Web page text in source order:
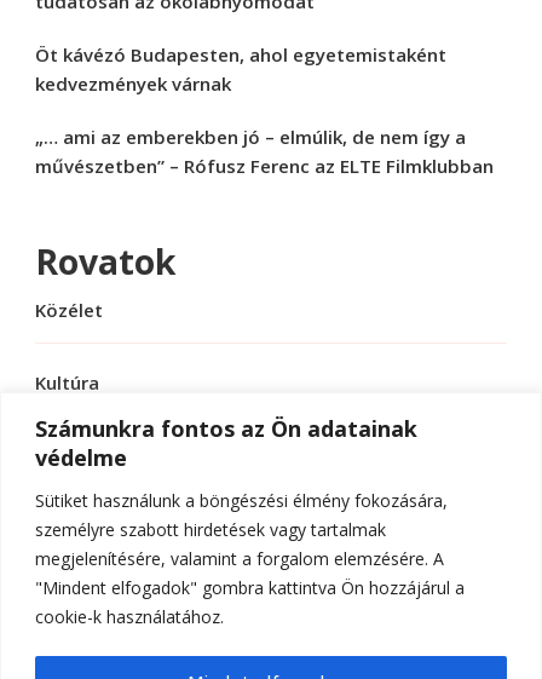
Számunkra fontos az Ön adatainak
védelme
Sütiket használunk a böngészési élmény fokozására,
személyre szabott hirdetések vagy tartalmak
megjelenítésére, valamint a forgalom elemzésére. A
"Mindent elfogadok" gombra kattintva Ön hozzájárul a
cookie-k használatához.
Öt kávézó Budapesten, ahol egyetemistaként
kedvezmények várnak
„… ami az emberekben jó – elmúlik, de nem így a
művészetben” – Rófusz Ferenc az ELTE Filmklubban
Rovatok
Közélet
Kultúra
Sport
Tudomány
© Szerzői jog 2026 ELTE Online